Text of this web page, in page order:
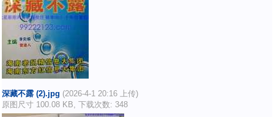
深藏不露 (2).jpg (2026-4-1 20:16 上传)
原图尺寸 100.08 KB, 下载次数: 348